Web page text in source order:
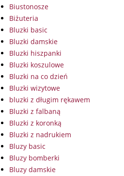
Biustonosze
Biżuteria
Bluzki basic
Bluzki damskie
Bluzki hiszpanki
Bluzki koszulowe
Bluzki na co dzień
Bluzki wizytowe
bluzki z długim rękawem
Bluzki z falbaną
Bluzki z koronką
Bluzki z nadrukiem
Bluzy basic
Bluzy bomberki
Bluzy damskie